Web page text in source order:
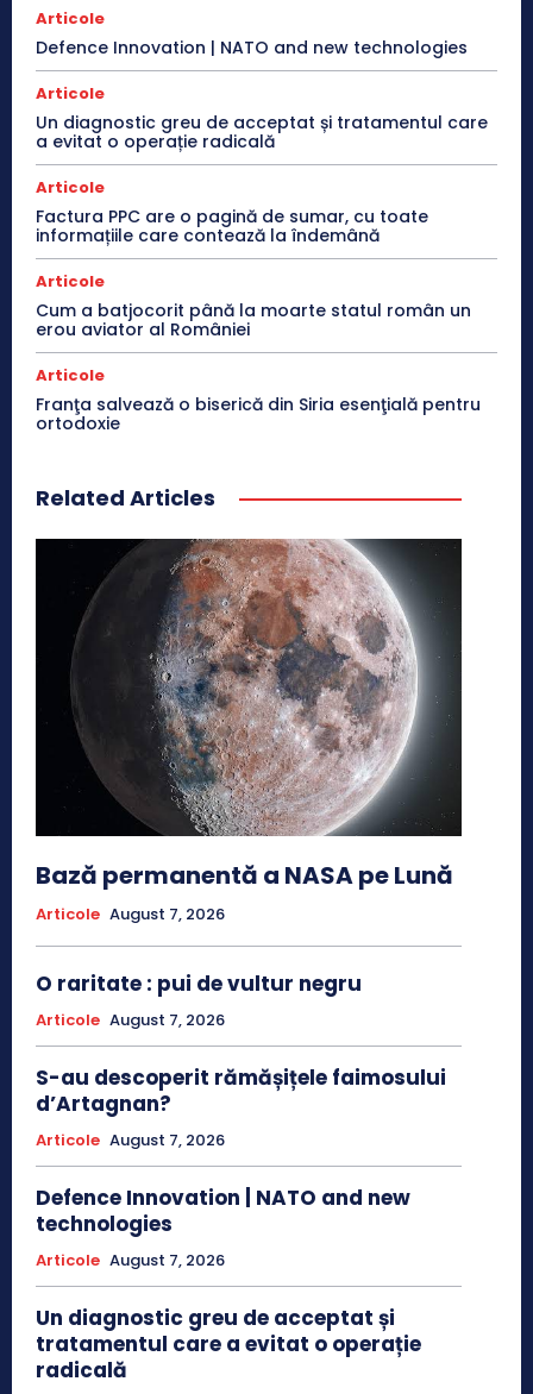
Articole
Defence Innovation | NATO and new technologies
Articole
Un diagnostic greu de acceptat și tratamentul care
a evitat o operație radicală
Articole
Factura PPC are o pagină de sumar, cu toate
informațiile care contează la îndemână
Articole
Cum a batjocorit până la moarte statul român un
erou aviator al României
Articole
Franţa salvează o biserică din Siria esenţială pentru
ortodoxie
Related Articles
Bază permanentă a NASA pe Lună
Articole August 7, 2026
O raritate : pui de vultur negru
Articole August 7, 2026
S-au descoperit rămășițele faimosului
d’Artagnan?
Articole August 7, 2026
Defence Innovation | NATO and new
technologies
Articole August 7, 2026
Un diagnostic greu de acceptat și
tratamentul care a evitat o operație
radicală